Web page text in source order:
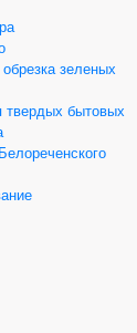
зеленых
твердых бытовых